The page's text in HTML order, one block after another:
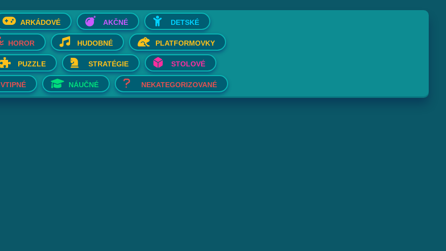
ARKÁDOVÉ AKČNÉ DETSKÉ
HOROR HUDOBNÉ PLATFORMOVKY
PUZZLE STRATÉGIE STOLOVÉ
VTIPNÉ NÁUČNÉ NEKATEGORIZOVANÉ